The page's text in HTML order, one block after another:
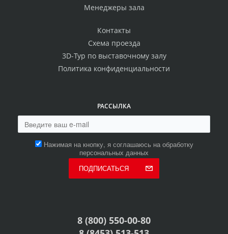
Менеджеры зала
Контакты
Схема проезда
3D-Тур по выставочному залу
Политика конфиденциальности
РАССЫЛКА
Нажимая на кнопку, я соглашаюсь на обработку
персональных данных
ПОДПИСАТЬСЯ
8 (800) 550-00-80